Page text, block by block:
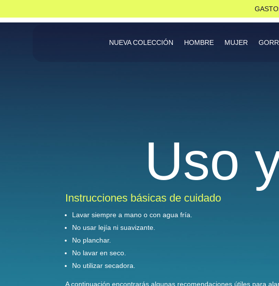
NUEVA COLECCIÓN HOMBRE MUJER
Uso
Instrucciones básicas de cuidado
Lavar siempre a mano o con agua fría.
No usar lejía ni suavizante.
No planchar.
No lavar en seco.
No utilizar secadora.
A continuación encontrarás algunas recomendaciones útiles para